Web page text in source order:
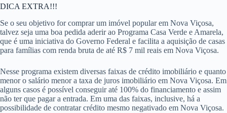
DICA EXTRA!!!
Se o seu objetivo for comprar um imóvel popular em Nova Viçosa,
talvez seja uma boa pedida aderir ao Programa Casa Verde e Amarela,
que é uma iniciativa do Governo Federal e facilita a aquisição de casas
para famílias com renda bruta de até R$ 7 mil reais em Nova Viçosa.
Nesse programa existem diversas faixas de crédito imobiliário e quanto
menor o salário menor a taxa de juros imobiliário em Nova Viçosa. Em
alguns casos é possível conseguir até 100% do financiamento e assim
não ter que pagar a entrada. Em uma das faixas, inclusive, há a
possibilidade de contratar crédito mesmo negativado em Nova Viçosa.